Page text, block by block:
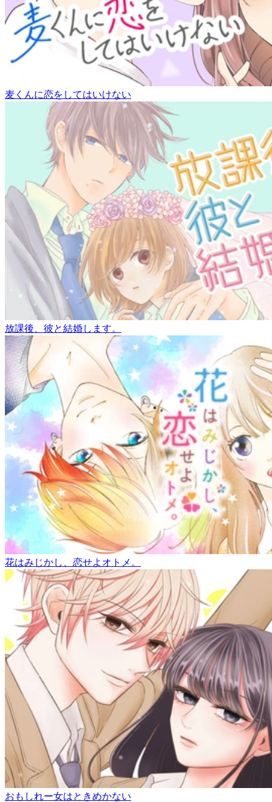
麦くんに恋をしてはいけない
放課後、彼と結婚します。
花はみじかし、恋せよオトメ。
おもしれー女はときめかない